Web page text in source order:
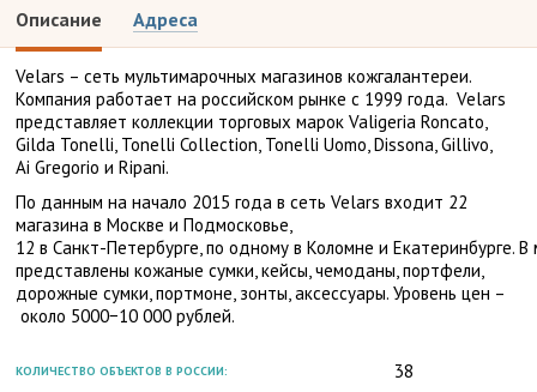
Описание Адреса
Velars – сеть мультимарочных магазинов кожгалантереи.
Компания работает на российском рынке с 1999 года. Velars
представляет коллекции торговых марок Valigeria Roncato,
Gilda Tonelli, Tonelli Collection, Tonelli Uomo, Dissona, Gillivo,
Ai Gregorio и Ripani.
По данным на начало 2015 года в сеть Velars входит 22
магазина в Москве и Подмосковье,
12 в Санкт-Петербурге, по одному в Коломне и Екатеринбурге. В
представлены кожаные сумки, кейсы, чемоданы, портфели,
дорожные сумки, портмоне, зонты, аксессуары. Уровень цен –
около 5000−10 000 рублей.
КОЛИЧЕСТВО ОБЪЕКТОВ В РОССИИ: 38